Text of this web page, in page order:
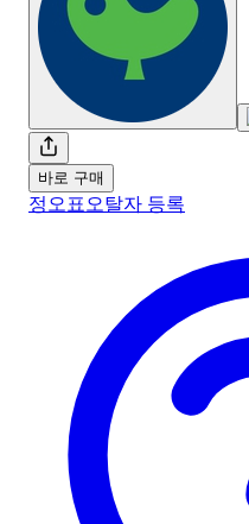
바로 구매
정오표 오탈자 등록